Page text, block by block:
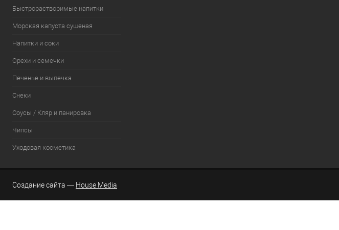
Быстрорастворимые напитки
Морская капуста сушеная
Напитки и соки
Орехи и семечки
Печенье и выпечка
Снеки
Соусы / Кляр и панировка
Чипсы
Уходовая косметика
Создание сайта — House Media